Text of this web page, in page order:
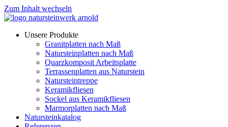
Zum Inhalt wechseln
Unsere Produkte
Granitplatten nach Maß
Natursteinplatten nach Maß
Quarzkomposit Arbeitsplatte
Terrassenplatten aus Naturstein
Natursteintreppe
Keramikfliesen
Sockel aus Keramikfliesen
Marmorplatten nach Maß
Natursteinkatalog